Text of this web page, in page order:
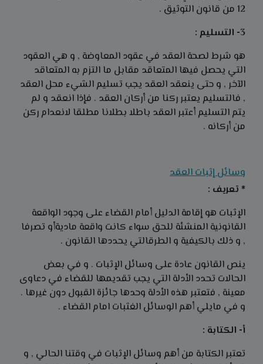
12 من قانون التوثيق .
3- التسليم :
هو شرط لصحة العقد في عقود المعاوضة , و هي العقود
التي يحصل فيها المتعاقد مقابل ما التزم به المتعاقد
الآخر , و حتى ينعقد العقد يجب تسليم الشيء محل العقد
, فالتسليم يعتبر ركنا من أركان العقد . فإذا انعقد و لم
يتم التسليم أعتبر العقد باطلا بطلانا مطلقا لانعدام ركن
من أركانه .
وسائل إثبات العقد
* تعريف :
الإثبات هو إقامة الدليل أمام القضاء على وجود الواقعة
القانونية المنشئة للحق سواء كانت واقعة ماديةأو تصرفا
, و ذلك بالكيفية و الطرقالتي يحددها القانون .
ينص القانون عادة على وسائل الإثبات . و في بعض
الحالات تحدد الأدلة التي يجب تقديمها للقضاء في دعاوى
معينة , فتعتبر هذه الأدلة وحدها جائزة القبول دون غيرها .
و في مايلي أهم الوسائل الغثبات امام القضاء .
أ- الكتابة :
تعتبر الكتابة من أهم وسائل الإثبات في وقتنا الحالي , و